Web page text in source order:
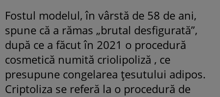
Fostul modelul, în vârstă de 58 de ani,
spune că a rămas „brutal desfigurată”,
după ce a făcut în 2021 o procedură
cosmetică numită criolipoliză , ce
presupune congelarea țesutului adipos.
Criptoliza se referă la o procedură de